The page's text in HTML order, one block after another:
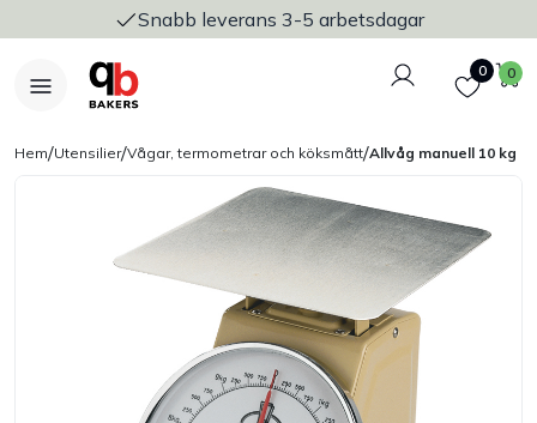
Snabb leverans 3-5 arbetsdagar
Logga in
Favoriter
0 0
Bageriplåtar & bakformar
Hem/Utensilier/Vågar, termometrar och köksmått/Allvåg manuell 10 kg